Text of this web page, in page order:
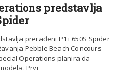
predstavlja
prerađeni P1 i 650S Spider
Pebble Beach Concours
Operations planira da
Prvi